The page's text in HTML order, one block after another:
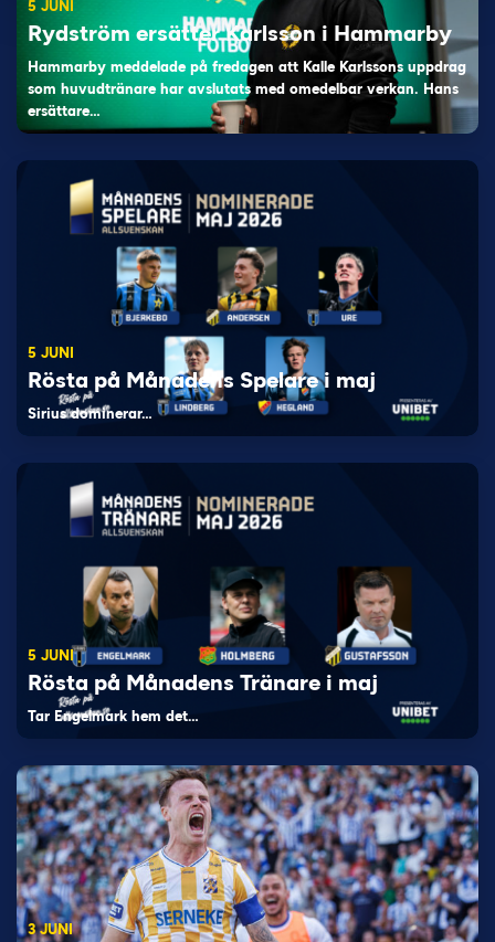
5 JUNI
Rydström ersätter Karlsson i Hammarby
Hammarby meddelade på fredagen att Kalle Karlssons uppdrag
som huvudtränare har avslutats med omedelbar verkan. Hans
ersättare…
5 JUNI
Rösta på Månadens Spelare i maj
Sirius dominerar…
5 JUNI
Rösta på Månadens Tränare i maj
Tar Engelmark hem det…
3 JUNI